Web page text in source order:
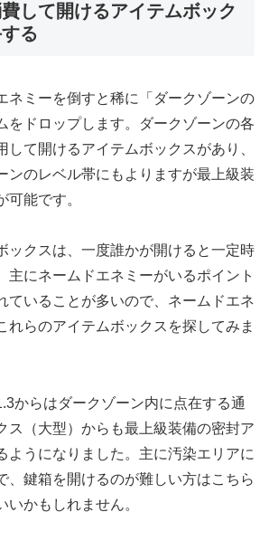
して開けるアイテムボック
る
ネミーを倒すと稀に「ダークゾーンの
をドロップします。ダークゾーンの各
して開けるアイテムボックスがあり、
ンのレベル帯にもよりますが最上級装
可能です。
ックスは、一度誰かが開けると一定時
主にネームドエネミーがいるポイント
ていることが多いので、ネームドエネ
れらのアイテムボックスを探してみま
からはダークゾーン内に点在する通
ス（大型）からも最上級装備の密封ア
ようになりました。主に汚染エリアに
、鍵箱を開けるのが難しい方はこちら
いかもしれません。